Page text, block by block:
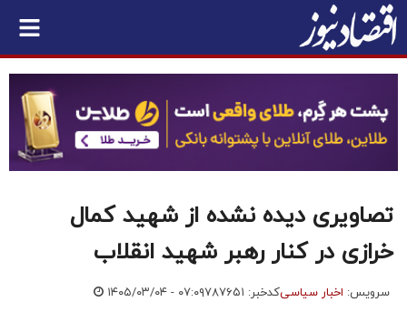
تصاویری دیده نشده از شهید کمال
خرازی در کنار رهبر شهید انقلاب
سرویس: اخبار سیاسیکدخبر: ۷۸۷۶۵۱ ۱۴۰۵/۰۳/۰۴ - ۰۷:۰۹